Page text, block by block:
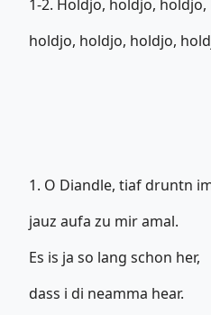
1-2. Holdjo, holdjo,
holdjo, holdjo, holdjo,
1. O Diandle, tiaf druntn
jauz aufa zu mir amal.
Es is ja so lang schon her,
dass i di neamma hear.